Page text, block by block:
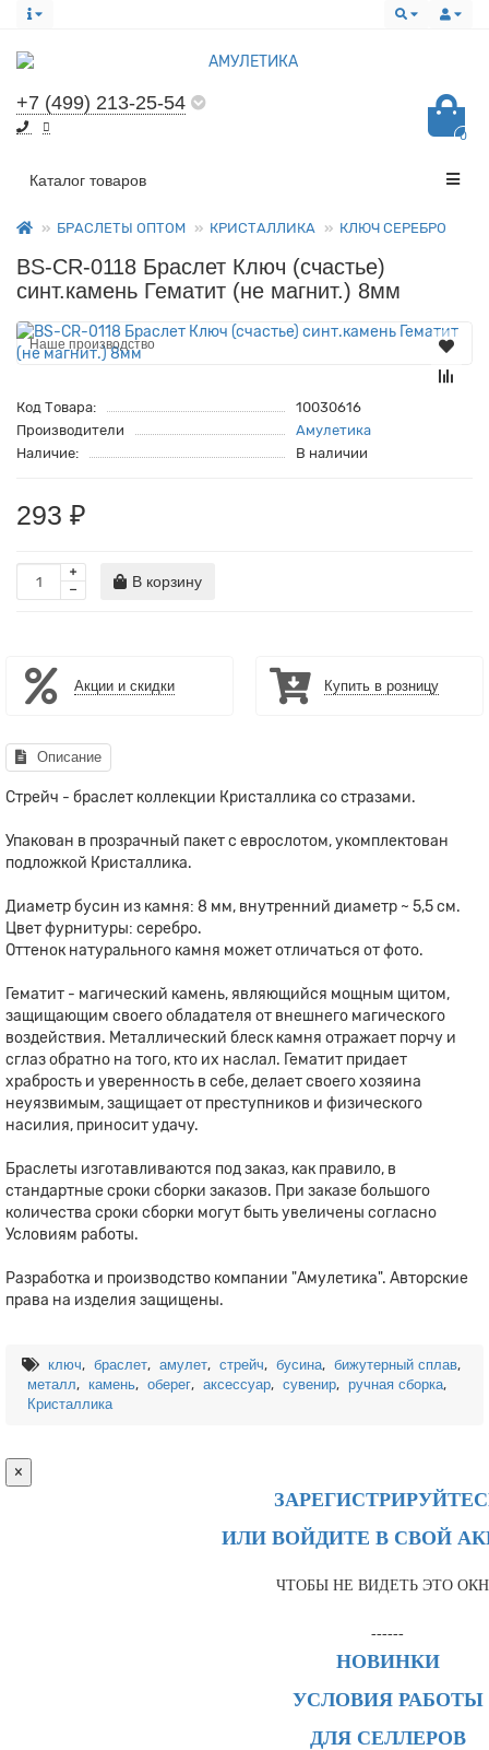
+7 (499) 213-25-54
0
Все категории
Каталог товаров
БРАСЛЕТЫ ОПТОМ КРИСТАЛЛИКА КЛЮЧ СЕРЕБРО
BS-CR-0118 Браслет Ключ (счастье)
синт.камень Гематит (не магнит.) 8мм
Наше производство
Код Товара:
10030616
Производители
Амулетика
Наличие:
В наличии
293 ₽
В корзину
Акции и скидки Купить в розницу
Описание
Стрейч - браслет коллекции Кристаллика со стразами.
Упакован в прозрачный пакет с еврослотом, укомплектован
подложкой Кристаллика.
Диаметр бусин из камня: 8 мм, внутренний диаметр ~ 5,5 см.
Цвет фурнитуры: серебро.
Оттенок натурального камня может отличаться от фото.
Гематит - магический камень, являющийся мощным щитом,
защищающим своего обладателя от внешнего магического
воздействия. Металлический блеск камня отражает порчу и
сглаз обратно на того, кто их наслал. Гематит придает
храбрость и уверенность в себе, делает своего хозяина
неуязвимым, защищает от преступников и физического
насилия, приносит удачу.
Браслеты изготавливаются под заказ, как правило, в
стандартные сроки сборки заказов. При заказе большого
количества сроки сборки могут быть увеличены согласно
Условиям работы.
Разработка и производство компании "Амулетика". Авторские
права на изделия защищены.
ключ, браслет, амулет, стрейч, бусина, бижутерный сплав,
металл, камень, оберег, аксессуар, сувенир, ручная сборка,
Кристаллика
×
ИЛИ ВОЙДИТЕ В СВОЙ
ЧТОБЫ НЕ ВИДЕТЬ ЭТО
------
НОВИНКИ
УСЛОВИЯ РАБОТЫ
ДЛЯ СЕЛЛЕРОВ